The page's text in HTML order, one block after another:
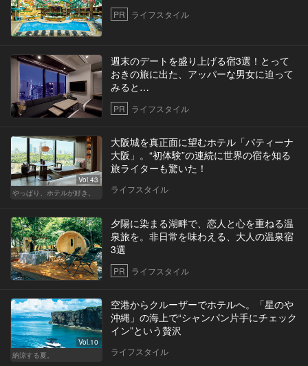
PR ライフスタイル
週末のデートを盛り上げる宿3選！とって
おきの旅に出た、アッパーな男女に迫って
みると…
PR ライフスタイル
Vol.43
やっぱり、ホテルが好き。
大阪城を真正面に望むホテル「パティーナ
大阪」。“初体験”の連続に世界の宿を知る
旅ライターも驚いた！
ライフスタイル
夕陽に染まる湖畔で、恋人と心を重ねる温
泉旅を。非日常を味わえる、大人の温泉宿
3選
PR ライフスタイル
Vol.10
納涼する夏。
空港からクルーザーでホテルへ。「星のや
沖縄」の海上で“シャンパン片手にチェック
イン”という贅沢
ライフスタイル